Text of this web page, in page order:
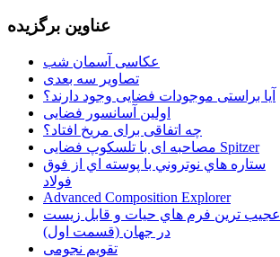
عناوین برگزیده
عکاسی آسمان شب
تصاویر سه بعدی
آیا براستی موجودات فضایی وجود دارند؟
اولین آسانسور فضایی
چه اتفاقی برای مریخ افتاد؟
مصاحبه ای با تلسکوپ فضایی Spitzer
ستاره هاي نوتروني با پوسته اي از فوق
فولاد
Advanced Composition Explorer
عجیب ترین فرم هاي حيات و قابل زيست
در جهان (قسمت اول)
تقویم نجومی